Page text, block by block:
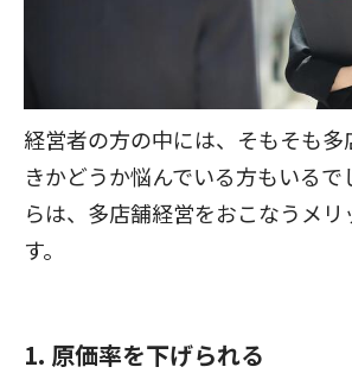
経営者の方の中には、そもそも多
きかどうか悩んでいる方もいるで
らは、多店舗経営をおこなうメリ
す。
1. 原価率を下げられる